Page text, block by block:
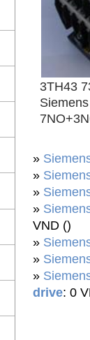
3TH43
Siemens
»
»
»
»
VND ()
»
»
»
drive: 0